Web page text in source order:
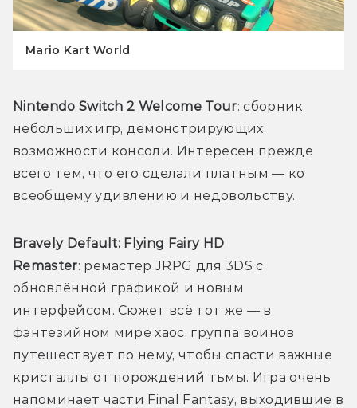
Mario Kart World
Nintendo Switch 2 Welcome Tour: сборник
небольших игр, демонстрирующих
возможности консоли. Интересен прежде
всего тем, что его сделали платным — ко
всеобщему удивлению и недовольству.
Bravely Default: Flying Fairy HD
Remaster: ремастер JRPG для 3DS с
обновлённой графикой и новым
интерфейсом. Сюжет всё тот же — в
фэнтезийном мире хаос, группа воинов
путешествует по нему, чтобы спасти важные
кристаллы от порождений тьмы. Игра очень
напоминает части Final Fantasy, выходившие в